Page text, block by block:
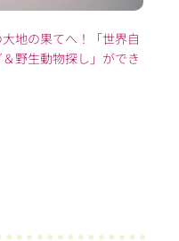
地の果てへ！「世界自
野生動物探し」ができ